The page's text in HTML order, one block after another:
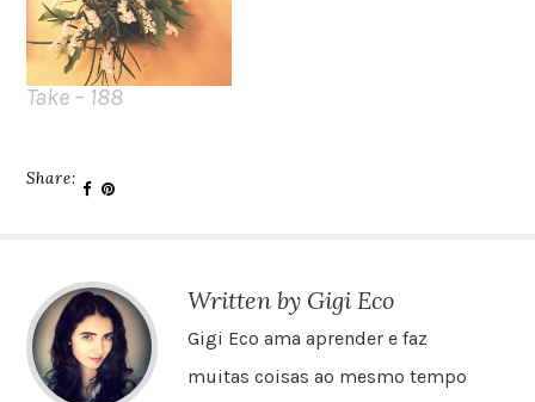
Take – 188
Share:
Written by Gigi Eco
Gigi Eco ama aprender e faz
muitas coisas ao mesmo tempo